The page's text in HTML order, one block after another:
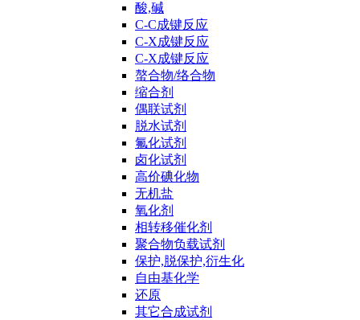
酸,碱
C-C成键反应
C-X成键反应
C-X成键反应
螯合物/络合物
缩合剂
偶联试剂
脱水试剂
氟化试剂
卤化试剂
高价碘化物
无机盐
氧化剂
相转移催化剂
聚合物负载试剂
保护,脱保护,衍生化
自由基化学
还原
其它合成试剂